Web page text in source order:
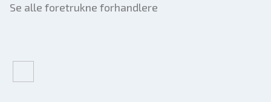
Se alle foretrukne forhandlere